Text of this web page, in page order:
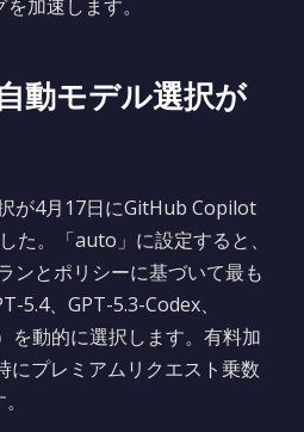
加速します。
動モデル選択が
が4月17日にGitHub Copilot
た。「auto」に設定すると、
ンとポリシーに基づいて最も
5.4、GPT-5.3-Codex、
を動的に選択します。有料加
にプレミアムリクエスト乗数